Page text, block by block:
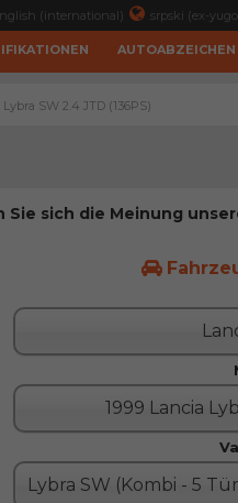
(international) srpski (ex-
AUTOABZEICHEN
SW 2.4 JTD (136PS)
sich die Meinung
1999 Lancia
Lybra SW (Kombi - 5